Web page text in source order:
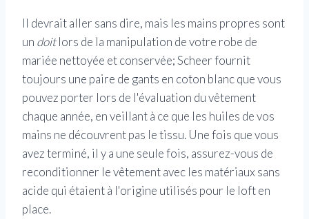
Il devrait aller sans dire, mais les mains propres sont
un doitlors de la manipulation de votre robe de
mariée nettoyée et conservée; Scheer fournit
toujours une paire de gants en coton blanc que vous
pouvez porter lors de l'évaluation du vêtement
chaque année, en veillant à ce que les huiles de vos
mains ne découvrent pas le tissu. Une fois que vous
avez terminé, il y a une seule fois, assurez-vous de
reconditionner le vêtement avec les matériaux sans
acide qui étaient à l'origine utilisés pour le loft en
place.